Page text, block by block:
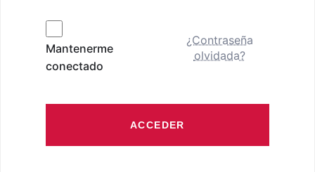
Mantenerme
conectado
¿Contraseña
olvidada?
ACCEDER